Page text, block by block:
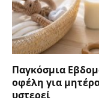
Παγκόσμια
οφέλη για
υστερεί